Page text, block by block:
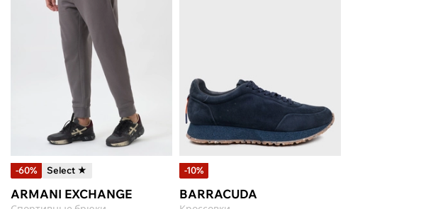
-60% Select ★
ARMANI EXCHANGE
-10%
BARRACUDA